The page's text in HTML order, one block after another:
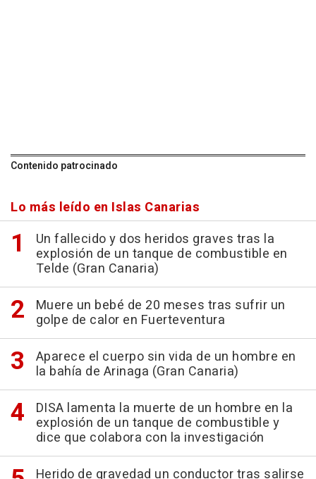
Contenido patrocinado
Lo más leído en Islas Canarias
Un fallecido y dos heridos graves tras la
explosión de un tanque de combustible en
Telde (Gran Canaria)
Muere un bebé de 20 meses tras sufrir un
golpe de calor en Fuerteventura
Aparece el cuerpo sin vida de un hombre en
la bahía de Arinaga (Gran Canaria)
DISA lamenta la muerte de un hombre en la
explosión de un tanque de combustible y
dice que colabora con la investigación
Herido de gravedad un conductor tras salirse